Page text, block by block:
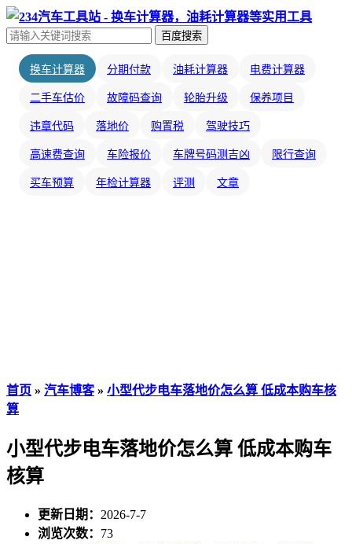
百度搜索
换车计算器 分期付款 油耗计算器 电费计算器
二手车估价 故障码查询 轮胎升级 保养项目
违章代码 落地价 购置税 驾驶技巧
高速费查询 车险报价 车牌号码测吉凶 限行查询
买车预算 年检计算器 评测 文章
首页 » 汽车博客» 小型代步电车落地价怎么算 低成本购车核
算
小型代步电车落地价怎么算 低成本购车
核算
更新日期： 2026-7-7
浏览次数： 73